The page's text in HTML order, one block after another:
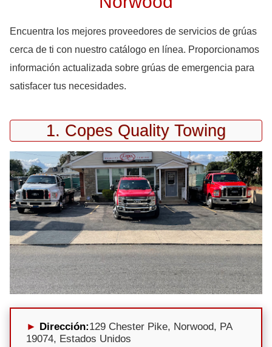
Encuentra los mejores proveedores de servicios de grúas
cerca de ti con nuestro catálogo en línea. Proporcionamos
información actualizada sobre grúas de emergencia para
satisfacer tus necesidades.
1. Copes Quality Towing
Dirección:129 Chester Pike, Norwood, PA
19074, Estados Unidos